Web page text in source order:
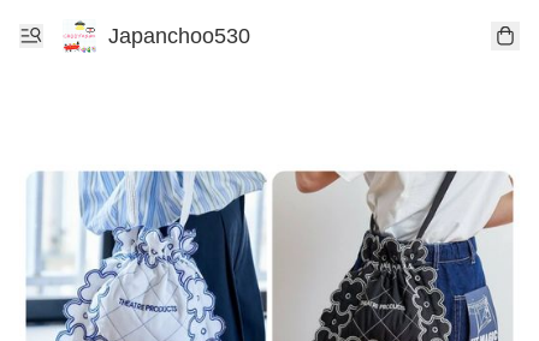
Japanchoo530